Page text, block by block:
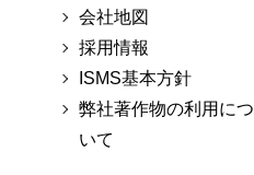
会社地図
採用情報
ISMS基本方針
弊社著作物の利用につ
いて